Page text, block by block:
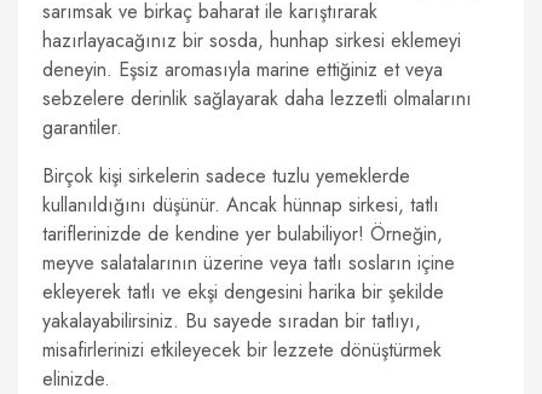
sarımsak ve birkaç baharat ile karıştırarak
hazırlayacağınız bir sosda, hunhap sirkesi eklemeyi
deneyin. Eşsiz aromasıyla marine ettiğiniz et veya
sebzelere derinlik sağlayarak daha lezzetli olmalarını
garantiler.
Birçok kişi sirkelerin sadece tuzlu yemeklerde
kullanıldığını düşünür. Ancak hünnap sirkesi, tatlı
tariflerinizde de kendine yer bulabiliyor! Örneğin,
meyve salatalarının üzerine veya tatlı sosların içine
ekleyerek tatlı ve ekşi dengesini harika bir şekilde
yakalayabilirsiniz. Bu sayede sıradan bir tatlıyı,
misafirlerinizi etkileyecek bir lezzete dönüştürmek
elinizde.